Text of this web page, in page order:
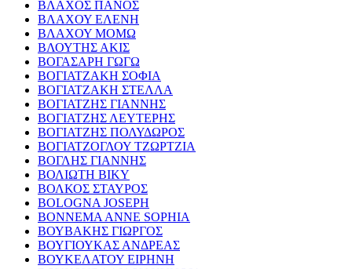
ΒΛΑΧΟΣ ΠΑΝΟΣ
ΒΛΑΧΟΥ ΕΛΕΝΗ
ΒΛΑΧΟΥ ΜΟΜΩ
ΒΛΟΥΤΗΣ ΑΚΙΣ
ΒΟΓΑΣΑΡΗ ΓΩΓΩ
ΒΟΓΙΑΤΖΑΚΗ ΣΟΦΙΑ
ΒΟΓΙΑΤΖΑΚΗ ΣΤΕΛΛΑ
ΒΟΓΙΑΤΖΗΣ ΓΙΑΝΝΗΣ
ΒΟΓΙΑΤΖΗΣ ΛΕΥΤΕΡΗΣ
ΒΟΓΙΑΤΖΗΣ ΠΟΛΥΔΩΡΟΣ
ΒΟΓΙΑΤΖΟΓΛΟΥ ΤΖΩΡΤΖΙΑ
ΒΟΓΛΗΣ ΓΙΑΝΝΗΣ
ΒΟΛΙΩΤΗ ΒΙΚΥ
ΒΟΛΚΟΣ ΣΤΑΥΡΟΣ
BOLOGNA JOSEPH
BONNEMA ANNE SOPHIA
ΒΟΥΒΑΚΗΣ ΓΙΩΡΓΟΣ
ΒΟΥΓΙΟΥΚΑΣ ΑΝΔΡΕΑΣ
ΒΟΥΚΕΛΑΤΟΥ ΕΙΡΗΝΗ